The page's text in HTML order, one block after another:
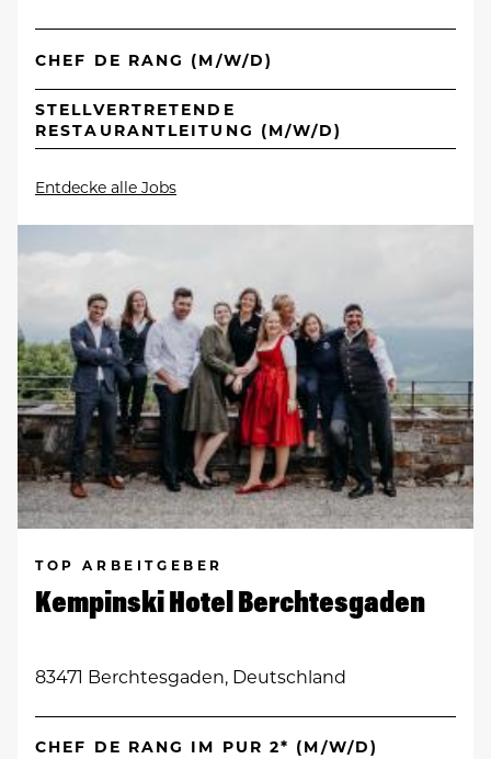
CHEF DE RANG (M/W/D)
STELLVERTRETENDE
RESTAURANTLEITUNG (M/W/D)
Entdecke alle Jobs
TOP ARBEITGEBER
Kempinski Hotel Berchtesgaden
83471 Berchtesgaden, Deutschland
CHEF DE RANG IM PUR 2* (M/W/D)